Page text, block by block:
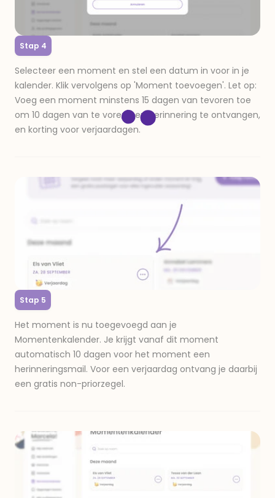
Stap 4
Selecteer een moment en stel een datum in voor in je
kalender. Klik vervolgens op 'Moment toevoegen'. Let op:
Voeg een moment minstens 15 dagen van tevoren toe
om 10 dagen van te voren een herinnering te ontvangen,
en korting voor verjaardagen.
Stap 5
Het moment is nu toegevoegd aan je
Momentenkalender. Je krijgt vanaf dit moment
automatisch 10 dagen voor het moment een
herinneringsmail. Voor een verjaardag ontvang je daarbij
een gratis non-priorzegel.